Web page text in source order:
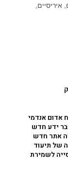
איריסיים,
אדום אנדמי
ידע חדש
אתר חדש
של תיעוד
לשמירת